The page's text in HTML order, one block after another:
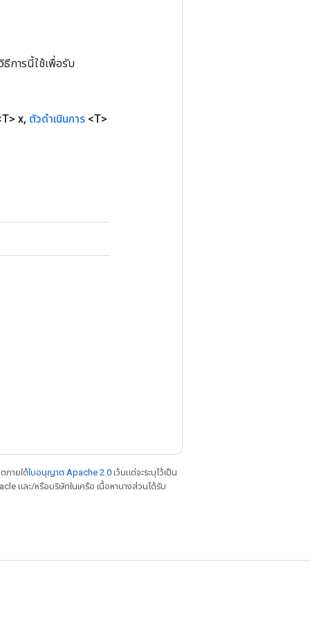
การนี้ใช้เพื่อรับ
x, ตัวดำเนินการ <T>
ภายใต้ใบอนุญาต Apache 2.0 เว้นแต่จะระบุไว้เป็น
และ/หรือบริษัทในเครือ เนื้อหาบางส่วนได้รับ